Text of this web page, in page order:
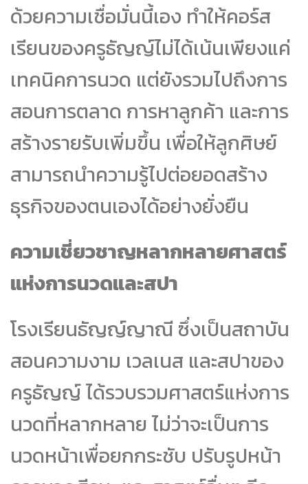
ด้วยความเชื่อมั่นนี้เอง ทำให้คอร์ส
เรียนของครูธัญญ์ไม่ได้เน้นเพียงแค่
เทคนิคการนวด แต่ยังรวมไปถึงการ
สอนการตลาด การหาลูกค้า และการ
สร้างรายรับเพิ่มขึ้น เพื่อให้ลูกศิษย์
สามารถนำความรู้ไปต่อยอดสร้าง
ธุรกิจของตนเองได้อย่างยั่งยืน
ความเชี่ยวชาญหลากหลายศาสตร์
แห่งการนวดและสปา
โรงเรียนธัญญ์ญาณี ซึ่งเป็นสถาบัน
สอนความงาม เวลเนส และสปาของ
ครูธัญญ์ ได้รวบรวมศาสตร์แห่งการ
นวดที่หลากหลาย ไม่ว่าจะเป็นการ
นวดหน้าเพื่อยกกระชับ ปรับรูปหน้า